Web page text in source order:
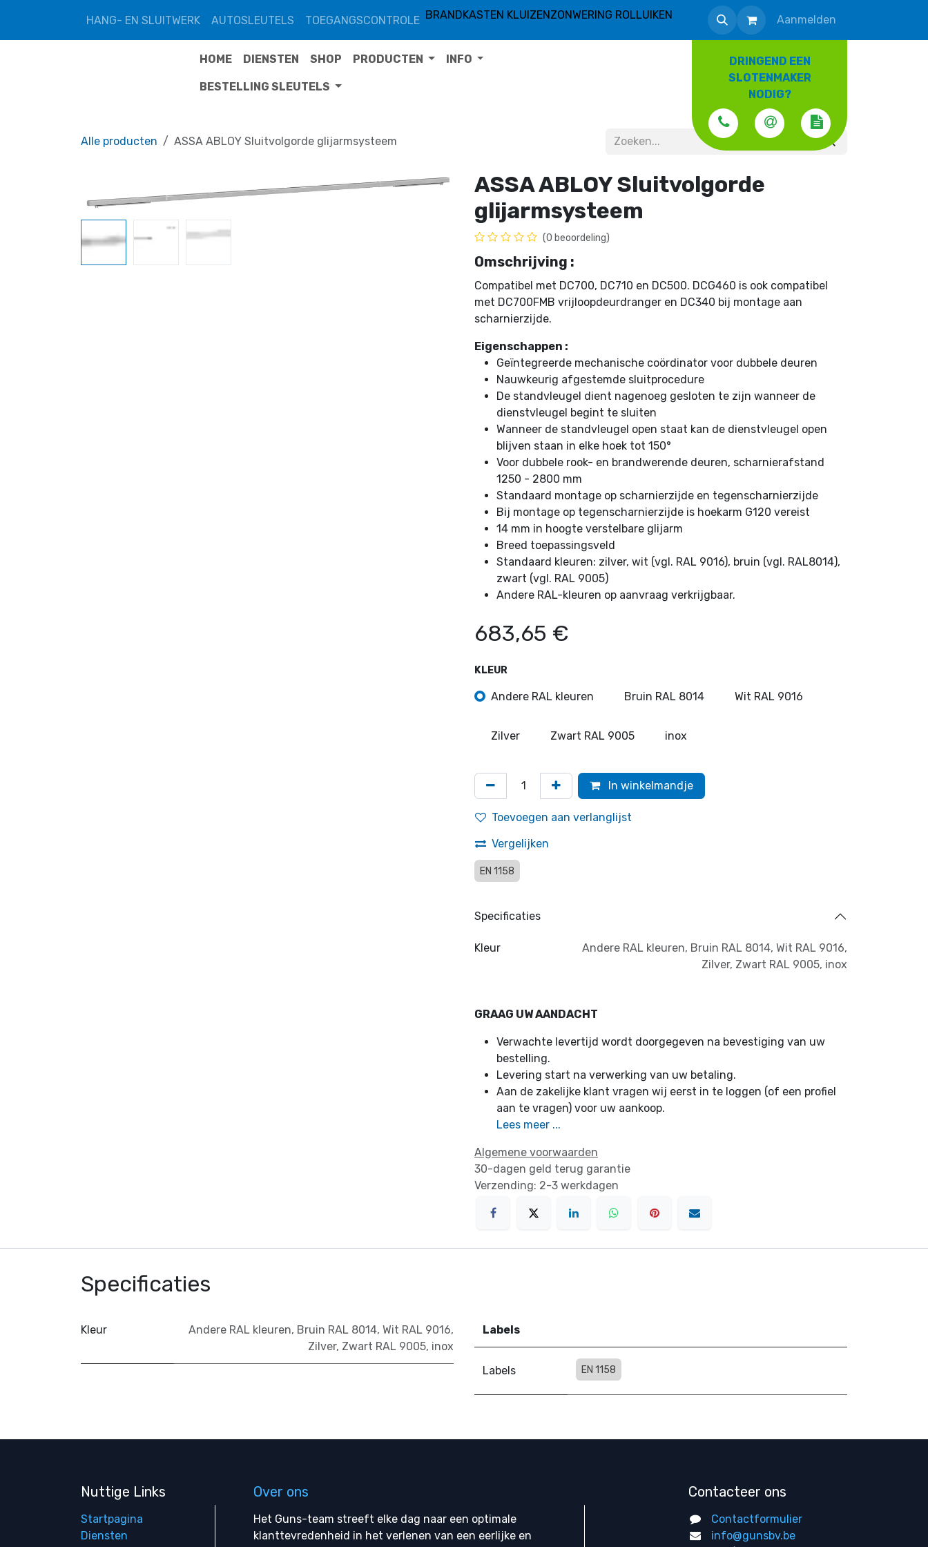
HANG- EN SLUITWERK
AUTOSLEUTELS TOEGANGSCONTROLE BRANDKASTEN KLUIZENZONWERING ROLLUIKEN Aanmelden
DRINGEND EEN
SLOTENMAKER
NODIG?
HOME DIENSTEN SHOP PRODUCTEN INFO
BESTELLING SLEUTELS
Alle producten ASSA ABLOY Sluitvolgorde glijarmsysteem
ASSA ABLOY Sluitvolgorde
glijarmsysteem
(0 beoordeling)
Omschrijving :
Compatibel met DC700, DC710 en DC500. DCG460 is ook compatibel
met DC700FMB vrijloopdeurdranger en DC340 bij montage aan
scharnierzijde.
Eigenschappen :
Geïntegreerde mechanische coördinator voor dubbele deuren
Nauwkeurig afgestemde sluitprocedure
De standvleugel dient nagenoeg gesloten te zijn wanneer de
dienstvleugel begint te sluiten
Wanneer de standvleugel open staat kan de dienstvleugel open
blijven staan in elke hoek tot 150°
Voor dubbele rook- en brandwerende deuren, scharnierafstand
1250 - 2800 mm
Standaard montage op scharnierzijde en tegenscharnierzijde
Bij montage op tegenscharnierzijde is hoekarm G120 vereist
14 mm in hoogte verstelbare glijarm
Breed toepassingsveld
Standaard kleuren: zilver, wit (vgl. RAL 9016), bruin (vgl. RAL8014),
zwart (vgl. RAL 9005)
Andere RAL-kleuren op aanvraag verkrijgbaar.
683,65 €
KLEUR
Andere RAL kleuren Bruin RAL 8014 Wit RAL 9016
Zilver Zwart RAL 9005 inox
In winkelmandje
Toevoegen aan verlanglijst
Vergelijken
EN 1158
Specificaties
Kleur Andere RAL kleuren, Bruin RAL 8014, Wit RAL 9016,
Zilver, Zwart RAL 9005, inox
GRAAG UW AANDACHT
Verwachte levertijd wordt doorgegeven na bevestiging van uw
bestelling.
Levering start na verwerking van uw betaling.
Aan de zakelijke klant vragen wij eerst in te loggen (of een profiel
aan te vragen) voor uw aankoop.
Lees meer ...
Algemene voorwaarden
30-dagen geld terug garantie
Verzending: 2-3 werkdagen
Specificaties
Kleur Andere RAL kleuren, Bruin RAL 8014, Wit RAL 9016,
Zilver, Zwart RAL 9005, inox
Labels
Labels EN 1158
Nuttige Links
Startpagina
Diensten
Over ons
Het Guns-team streeft elke dag naar een optimale
klanttevredenheid in het verlenen van een eerlijke en
Contacteer ons
Contactformulier
info@gunsbv.be